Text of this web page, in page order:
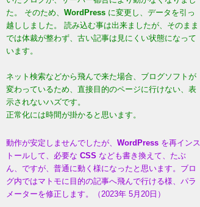
た。 そのため、 WordPress に変更し、データを引っ
越ししました。 読み込む事は出来ましたが、そのまま
では体裁が整わず、古い記事は見にくい状態になって
います。
ネット検索などから飛んで来た場合、ブログソフトが
変わっているため、直接目的のページに行けない、表
示されないハズです。
正常化には時間が掛かると思います。
動作が安定しませんでしたが、 WordPress を再インス
トールして、必要な CSS なども書き換えて、たぶ
ん、ですが、普通に動く様になったと思います。ブロ
グ内ではマトモに目的の記事へ飛んで行ける様、パラ
メーターを修正します。（2023年 5月20日）